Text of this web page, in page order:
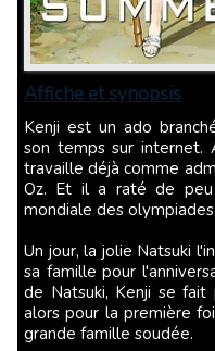
Affiche et synopsis
Kenji est un ado branché, au sens propre puisqu'il passe
son temps sur internet.
travaille déjà comme
Oz. Et il a raté de peu
mondiale des
Un jour, la jolie Natsuki
sa famille pour
de Natsuki, Kenji se
alors pour la première
grande famille soudée.